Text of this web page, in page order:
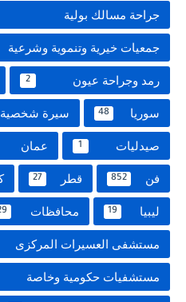
جراحة مسالك بولية
جمعيات خيرية وتنموية وشرعية
رمد وجراحة عيون 2
سوريا 48 سيرة شخصية
صيدليات 1 عمان
فن 852 قطر 27
ليبيا 19 محافظات
مستشفى العسيرات المركزى
مستشفيات حكومية وخاصة